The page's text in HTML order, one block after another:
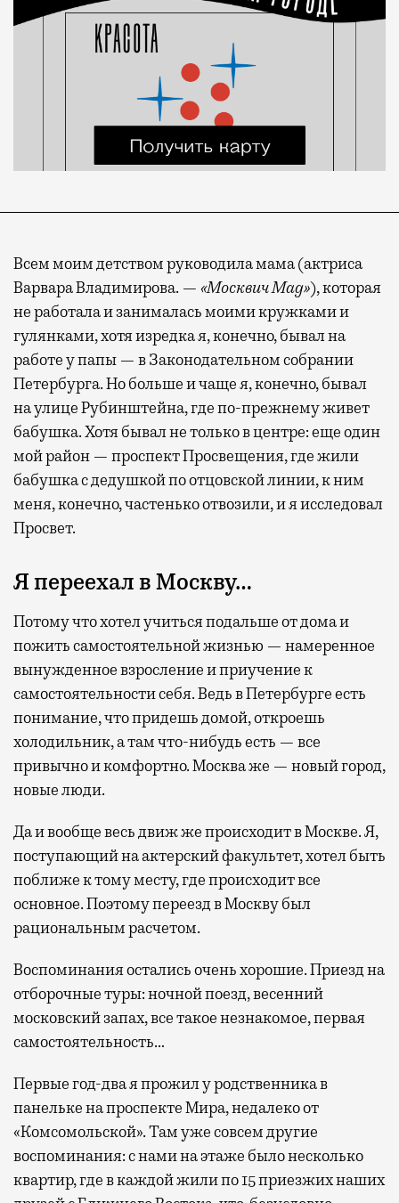
Всем моим детством руководила мама (актриса
Варвара Владимирова. — «Москвич Mag»), которая
не работала и занималась моими кружками и
гулянками, хотя изредка я, конечно, бывал на
работе у папы — в Законодательном собрании
Петербурга. Но больше и чаще я, конечно, бывал
на улице Рубинштейна, где по-прежнему живет
бабушка. Хотя бывал не только в центре: еще один
мой район — проспект Просвещения, где жили
бабушка с дедушкой по отцовской линии, к ним
меня, конечно, частенько отвозили, и я исследовал
Просвет.
Я переехал в Москву…
Потому что хотел учиться подальше от дома и
пожить самостоятельной жизнью — намеренное
вынужденное взросление и приучение к
самостоятельности себя. Ведь в Петербурге есть
понимание, что придешь домой, откроешь
холодильник, а там что-нибудь есть — все
привычно и комфортно. Москва же — новый город,
новые люди.
Да и вообще весь движ же происходит в Москве. Я,
поступающий на актерский факультет, хотел быть
поближе к тому месту, где происходит все
основное. Поэтому переезд в Москву был
рациональным расчетом.
Воспоминания остались очень хорошие. Приезд на
отборочные туры: ночной поезд, весенний
московский запах, все такое незнакомое, первая
самостоятельность…
Первые год-два я прожил у родственника в
панельке на проспекте Мира, недалеко от
«Комсомольской». Там уже совсем другие
воспоминания: с нами на этаже было несколько
квартир, где в каждой жили по 15 приезжих наших